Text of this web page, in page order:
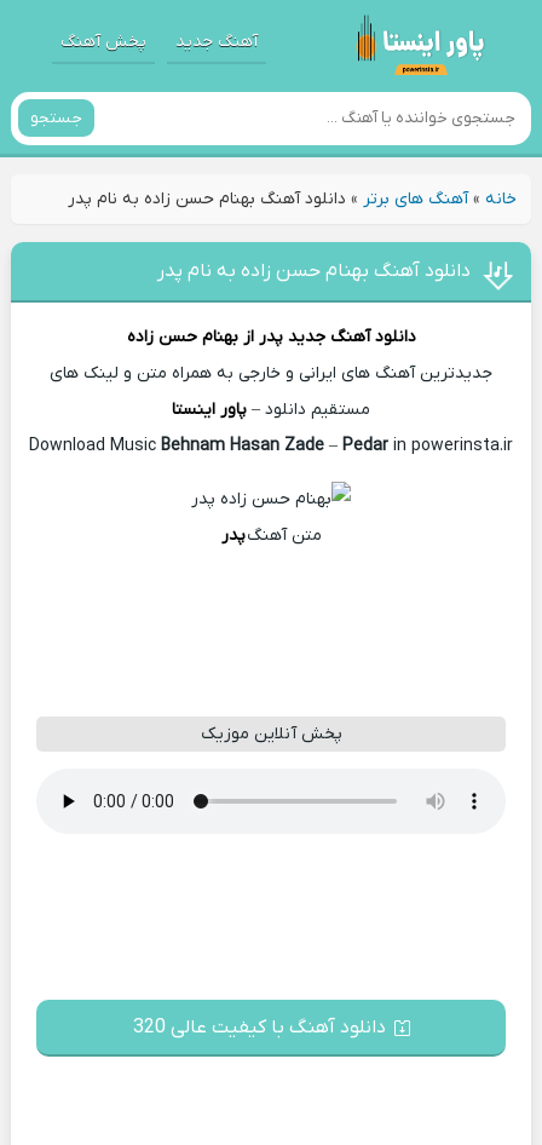
آهنگ جدید پخش آهنگ
جستجو
خانه»آهنگ های برتر » دانلود آهنگ بهنام حسن زاده به نام پدر
دانلود آهنگ بهنام حسن زاده به نام پدر
دانلود آهنگ جدید پدر ازبهنام حسن زاده
جدیدترین آهنگ های ایرانی و خارجی به همراه متن و لینک های
مستقیم دانلود – پاور اینستا
Download Music
Behnam Hasan Zade– Pedar in powerinsta.ir
متن آهنگپدر
پخش آنلاین موزیک
دانلود آهنگ با کیفیت عالی 320